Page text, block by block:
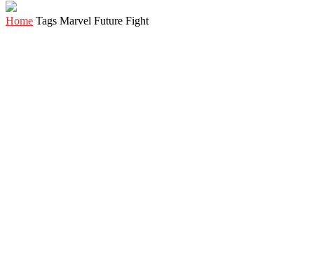
Home Tags Marvel Future Fight